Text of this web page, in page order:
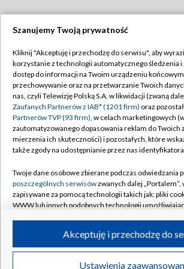
TVP
Abonament TVP
Emisja w TVP
Centrum informacji TVP
Naziemna Telewizja Cyfrowa
Rada Programowa
System NOS
Informacje o nadawcy
Program dla prasy
Regulamin TVP
Polityka prywatności
Moje zgody
Pomoc
Kontakt
Kanały
©2026 Telewizja Polska S.A. w
Szanujemy Twoją prywatność
Kliknij "Akceptuję i przechodzę do serwisu", aby
korzystanie z technologii automatycznego śledzenia i
dostęp do informacji na Twoim urządzeniu
przechowywanie oraz na przetwarzanie Twoich
nas, czyli Telewizję Polską S.A. w likwidacji (zwaną
Zaufanych Partnerów z IAB* (1201 firm) oraz
Partnerów TVP (93 firm), w celach marketingowych
zautomatyzowanego dopasowania reklam do Twoich
mierzenia ich skuteczności) i pozostałych, które
także zgody na udostępnianie przez nas identyfikatora
Twoje dane osobowe zbierane podczas odwiedzania
poszczególnych serwisówzwanych dalej
zapisywane za pomocą technologii takich jak: pliki
WWW lub innych podobnych technologii
ruchu w Internecie.
Twoje dane osobowe zbierane podczas odwiedzania
Ustawienia
Akceptuję i przechodzę do